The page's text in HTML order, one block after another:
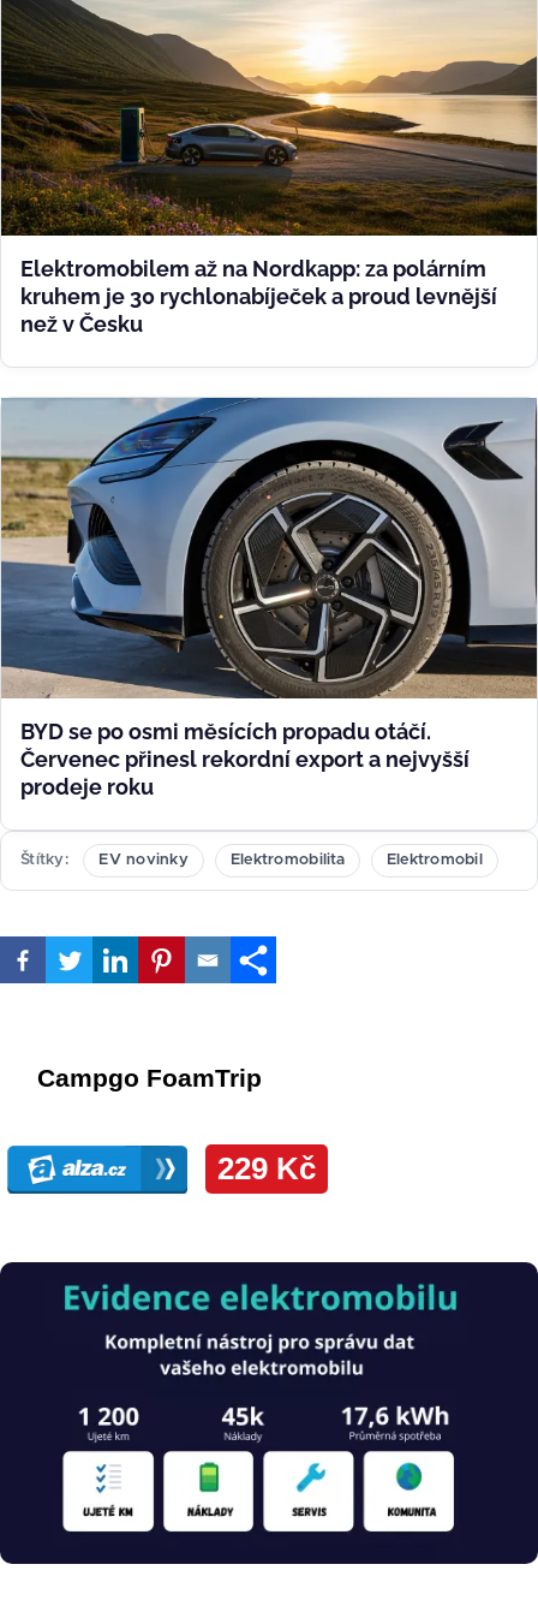
Elektromobilem až na Nordkapp: za polárním
kruhem je 30 rychlonabíječek a proud levnější
než v Česku
BYD se po osmi měsících propadu otáčí.
Červenec přinesl rekordní export a nejvyšší
prodeje roku
Štítky EV novinky Elektromobilita Elektromobil
Obrázek